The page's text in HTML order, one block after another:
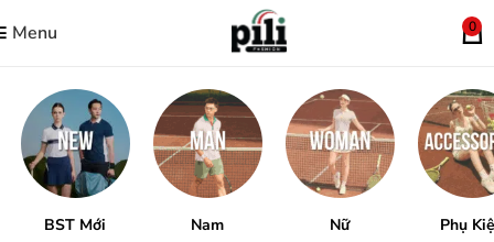
Menu 0
BST Mới Nam Nữ Phụ